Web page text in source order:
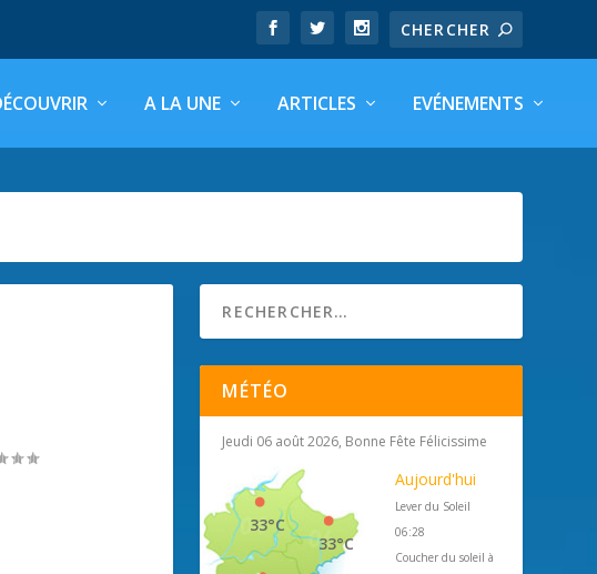
A LA UNE ARTICLES EVÉNEMENTS
MÉTÉO
Jeudi 06 août 2026, Bonne Fête Félicissime
33°C
33°C
Aujourd'hui
Lever du Soleil
06:28
Coucher du soleil à